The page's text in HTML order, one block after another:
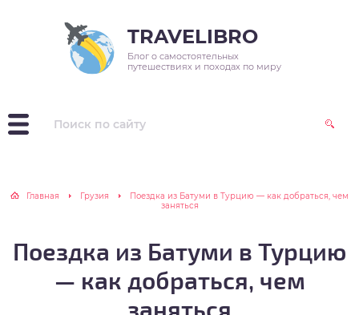
TRAVELIBRO
Блог о самостоятельных
путешествиях и походах по миру
Главная Грузия
Поездка из Батуми в Турцию — как добраться, чем
заняться
Поездка из Батуми в Турцию
— как добраться, чем
заняться
выживания в
походных
путешествия